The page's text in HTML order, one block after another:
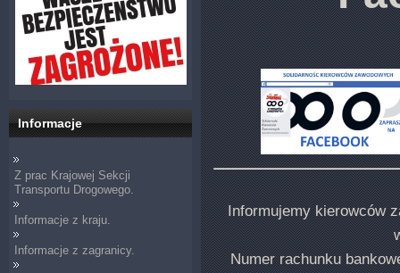
Informacje
Z prac Krajowej Sekcji
Transportu Drogowego.
Informacje z kraju.
Informacje z zagranicy.
Informujemy kierowców
Numer rachunku